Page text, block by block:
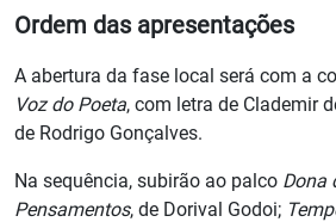
Ordem das apresentações
A abertura da fase local será com a
Voz do Poeta, com letra de Clademir
de Rodrigo Gonçalves.
Na sequência, subirão ao palco Dona
Pensamentos, de Dorival Godoi;